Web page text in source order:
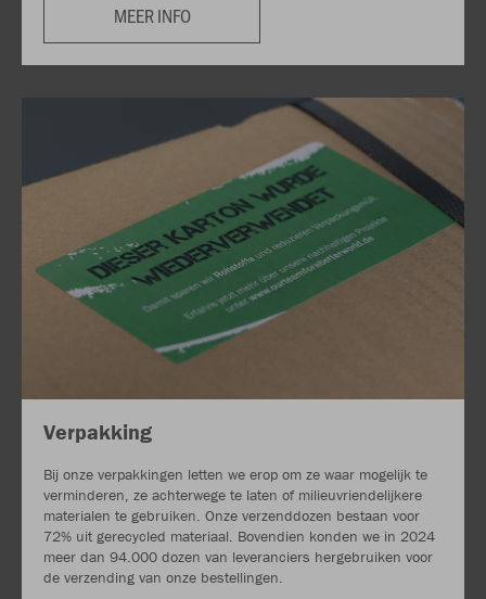
MEER INFO
Verpakking
Bij onze verpakkingen letten we erop om ze waar mogelijk te
verminderen, ze achterwege te laten of milieuvriendelijkere
materialen te gebruiken. Onze verzenddozen bestaan voor
72% uit gerecycled materiaal. Bovendien konden we in 2024
meer dan 94.000 dozen van leveranciers hergebruiken voor
de verzending van onze bestellingen.